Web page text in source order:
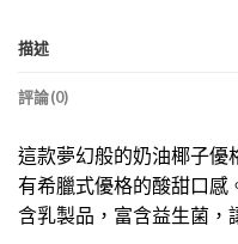
描述
評論(0)
這款夢幻般的奶油椰子優
有希臘式優格的酸甜口感
含乳製品，富含益生菌，